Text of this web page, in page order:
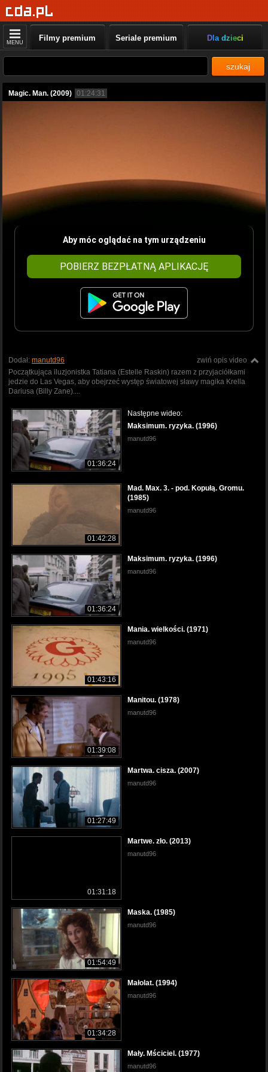
MENU Filmy premium Seriale premium Dla dzieci
szukaj
Magic. Man. (2009) 01:24:31
Aby móc oglądać na tym urządzeniu
POBIERZ BEZPŁATNĄ APLIKACJĘ
zwiń opis video
Dodał: manutd96
Początkująca iluzjonistka Tatiana (Estelle Raskin) razem z przyjaciółkami
jedzie do Las Vegas, aby obejrzeć występ światowej sławy magika Krella
Dariusa (Billy Zane)....
01:36:24
Następne wideo:
Maksimum. ryzyka. (1996)
manutd96
01:42:28
Mad. Max. 3. - pod. Kopułą. Gromu.
(1985)
manutd96
01:36:24
Maksimum. ryzyka. (1996)
manutd96
01:43:16
Mania. wielkości. (1971)
manutd96
01:39:08
Manitou. (1978)
manutd96
01:27:49
Martwa. cisza. (2007)
manutd96
01:31:18
Martwe. zło. (2013)
manutd96
01:54:49
Maska. (1985)
manutd96
01:34:28
Małolat. (1994)
manutd96
Mały. Mściciel. (1977)
manutd96